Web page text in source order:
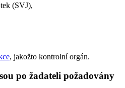
(SVJ),
, jakožto kontrolní orgán.
po žadateli požadovány